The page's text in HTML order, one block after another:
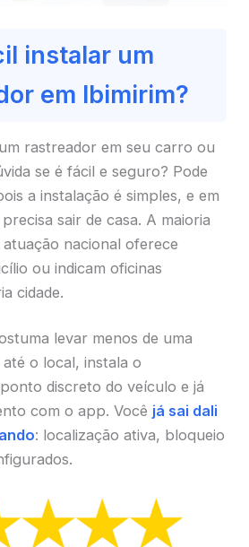
instalar um
em Ibimirim?
rastreador em seu carro ou
se é fácil e seguro? Pode
a instalação é simples, e em
sair de casa. A maioria
nacional oferece
ou indicam oficinas
cidade.
levar menos de uma
o local, instala o
discreto do veículo e já
com o app. Você já sai dali
: localização ativa, bloqueio